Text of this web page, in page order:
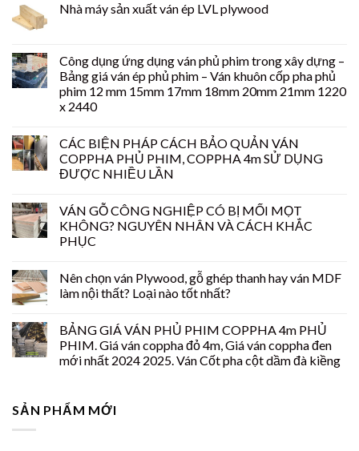
Nhà máy sản xuất ván ép LVL plywood
Công dụng ứng dụng ván phủ phim trong xây dựng –
Bảng giá ván ép phủ phim – Ván khuôn cốp pha phủ
phim 12 mm 15mm 17mm 18mm 20mm 21mm 1220
x 2440
CÁC BIỆN PHÁP CÁCH BẢO QUẢN VÁN
COPPHA PHỦ PHIM, COPPHA 4m SỬ DỤNG
ĐƯỢC NHIỀU LẦN
VÁN GỖ CÔNG NGHIỆP CÓ BỊ MỐI MỌT
KHÔNG? NGUYÊN NHÂN VÀ CÁCH KHẮC
PHỤC
Nên chọn ván Plywood, gỗ ghép thanh hay ván MDF
làm nội thất? Loại nào tốt nhất?
BẢNG GIÁ VÁN PHỦ PHIM COPPHA 4m PHỦ
PHIM. Giá ván coppha đỏ 4m, Giá ván coppha đen
mới nhất 2024 2025. Ván Cốt pha cột dầm đà kiềng
SẢN PHẨM MỚI